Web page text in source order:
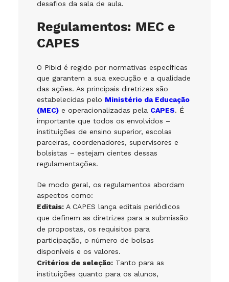
desafios da sala de aula.
Regulamentos: MEC e
CAPES
O Pibid é regido por normativas específicas
que garantem a sua execução e a qualidade
das ações. As principais diretrizes são
estabelecidas pelo Ministério da Educação
(MEC) e operacionalizadas pela CAPES. É
importante que todos os envolvidos –
instituições de ensino superior, escolas
parceiras, coordenadores, supervisores e
bolsistas – estejam cientes dessas
regulamentações.
De modo geral, os regulamentos abordam
aspectos como:
Editais: A CAPES lança editais periódicos
que definem as diretrizes para a submissão
de propostas, os requisitos para
participação, o número de bolsas
disponíveis e os valores.
Critérios de seleção: Tanto para as
instituições quanto para os alunos,